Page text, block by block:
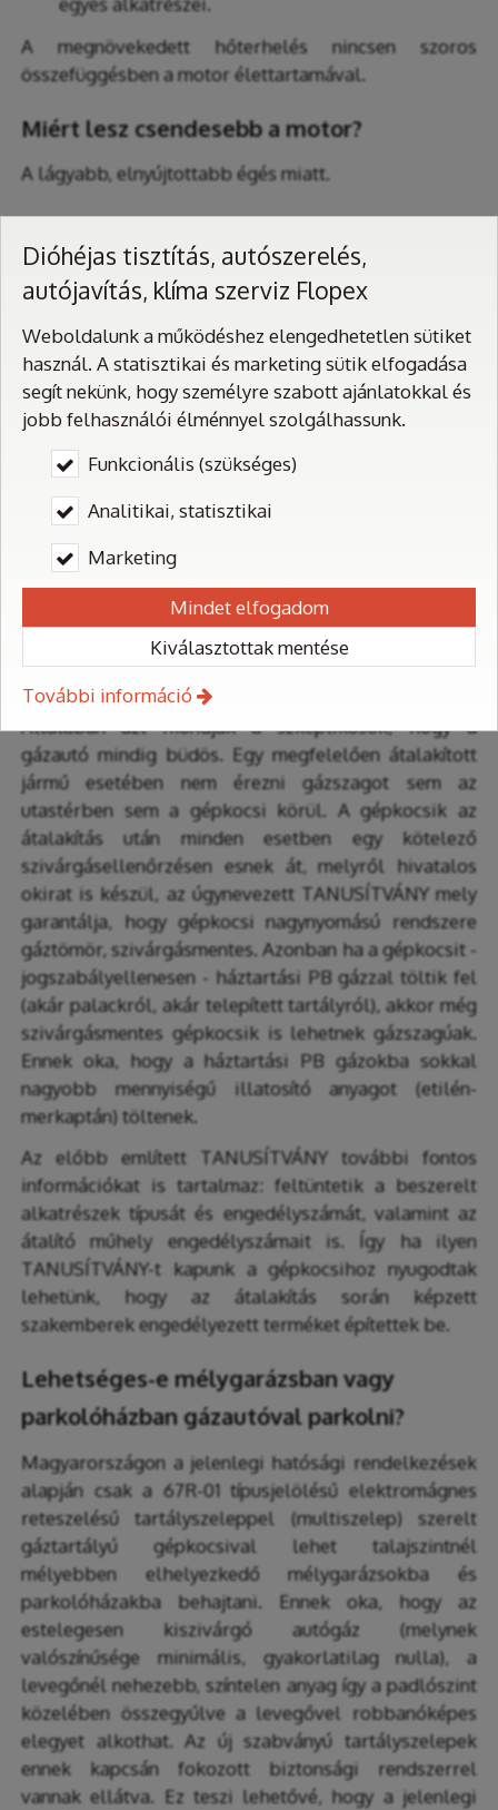
A megnövekedett hőterhelés nincsen szoros
összefüggésben a motor élettartamával.
Miért lesz csendesebb a motor?
A lágyabb, elnyújtottabb égés miatt.
Robbanásveszélyes-e a gázüzemű
gépkocsi?
Nem mert a hivatalos gázautó műhelyekben
beszerelt gázrendszerek számos biztonsági
szerelvényt tartalmaz, amelyek baleset esetén
megakadályozzák a gáz szabadba távozását, illetve a
megakadályozzák a gáztartályból a gáz motortér
felé áramlását. A gáztartályok különleges 3-4 mm
vastag edzett acélanyagból készülnek és a
legbiztonságosabb, legvédettebb helyen a
csomagtérben kerülnek elhelyezésre. Ezek a
tényezők együttesen garantálják a biztonságos
közlekedést és használatot.
Érezhető-e gázszag az átalakított
járművekben?
Általában azt mondják a szkeptikusok, hogy a
gázautó mindig büdös. Egy megfelelően átalakított
jármű esetében nem érezni gázszagot sem az
utastérben sem a gépkocsi körül. A gépkocsik az
átalakítás után minden esetben egy kötelező
szivárgásellenőrzésen esnek át, melyről hivatalos
okirat is készül, az úgynevezett TANUSÍTVÁNY mely
garantálja, hogy gépkocsi nagynyomású rendszere
gáztömör, szivárgásmentes. Azonban ha a gépkocsit -
jogszabályellenesen - háztartási PB gázzal töltik fel
(akár palackról, akár telepített tartályról), akkor még
szivárgásmentes gépkocsik is lehetnek gázszagúak.
Ennek oka, hogy a háztartási PB gázokba sokkal
nagyobb mennyiségű illatosító anyagot (etilén-
merkaptán) töltenek.
Az előbb említett TANUSÍTVÁNY további fontos
információkat is tartalmaz: feltüntetik a beszerelt
alkatrészek típusát és engedélyszámát, valamint az
átalító műhely engedélyszámait is. Így ha ilyen
TANUSÍTVÁNY-t kapunk a gépkocsihoz nyugodtak
lehetünk, hogy az átalakítás során képzett
szakemberek engedélyezett terméket építettek be.
Lehetséges-e mélygarázsban vagy
parkolóházban gázautóval parkolni?
Magyarországon a jelenlegi hatósági rendelkezések
alapján csak a 67R-01 típusjelölésű elektromágnes
reteszelésű tartályszeleppel (multiszelep) szerelt
gáztartályú gépkocsival lehet talajszintnél
mélyebben elhelyezkedő mélygarázsokba és
parkolóházakba behajtani. Ennek oka, hogy az
estelegesen kiszivárgó autógáz (melynek
valószínűsége minimális, gyakorlatilag nulla), a
levegőnél nehezebb, színtelen anyag így a padlószint
közelében összegyűlve a levegővel robbanóképes
elegyet alkothat. Az új szabványú tartályszelepek
ennek kapcsán fokozott biztonsági rendszerrel
vannak ellátva. Ez teszi lehetővé, hogy a jelenlegi
Dióhéjas tisztítás, autószerelés,
autójavítás, klíma szerviz Flopex
Weboldalunk a működéshez elengedhetetlen sütiket
használ. A statisztikai és marketing sütik elfogadása
segít nekünk, hogy személyre szabott ajánlatokkal és
jobb felhasználói élménnyel szolgálhassunk.
Funkcionális (szükséges)
Analitikai, statisztikai
Marketing
Mindet elfogadom
Kiválasztottak mentése
További információ